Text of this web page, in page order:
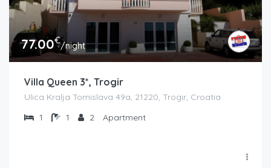
77.00€/night
Villa Queen 3*, Trogir
Ulica Kralja Tomislava 49a, 21220, Trogir, Croatia
1
1 2 Apartment